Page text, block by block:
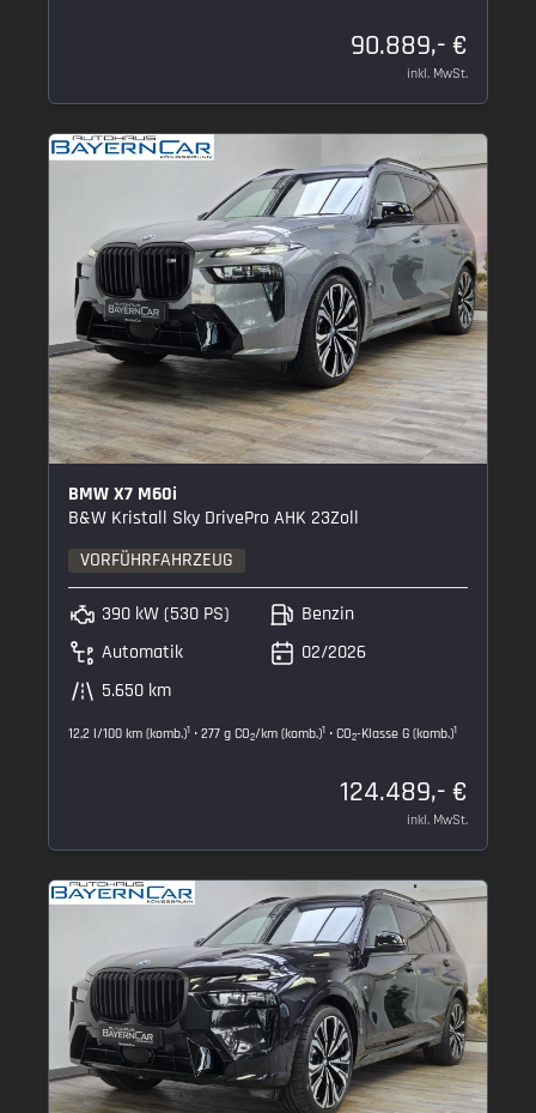
90.889,- €
inkl. MwSt.
BMW X7 M60i
B&W Kristall Sky DrivePro AHK 23Zoll
VORFÜHRFAHRZEUG
390 kW (530 PS)
Automatik
5.650 km
Benzin
02/2026
12,2 l/100 km (komb.)1 • 277 g CO2/km (komb.)1 • CO2-Klasse G (komb.)1
124.489,- €
inkl. MwSt.